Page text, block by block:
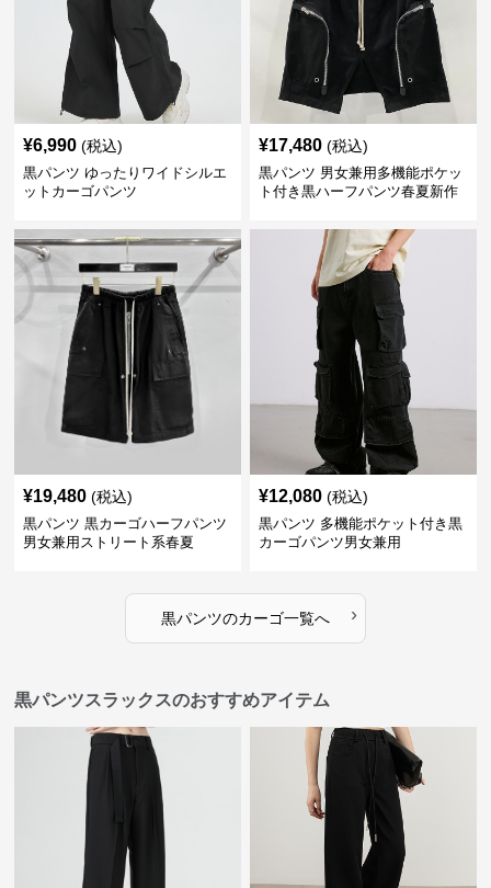
¥6,990 (税込)
黒パンツ ゆったりワイドシルエ
ットカーゴパンツ
¥17,480 (税込)
黒パンツ 男女兼用多機能ポケッ
ト付き黒ハーフパンツ春夏新作
¥19,480 (税込)
黒パンツ 黒カーゴハーフパンツ
男女兼用ストリート系春夏
¥12,080 (税込)
黒パンツ 多機能ポケット付き黒
カーゴパンツ男女兼用
黒パンツのカーゴ一覧へ ›
黒パンツスラックスのおすすめアイテム